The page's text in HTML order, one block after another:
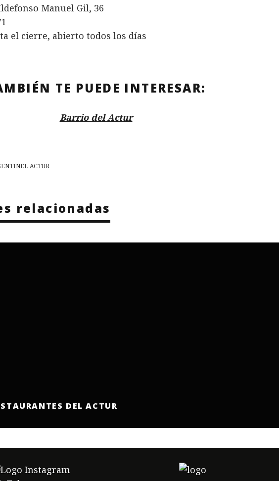
Manuel Gil, 36
el cierre, abierto todos los días
TE PUEDE INTERESAR:
Barrio del Actur
ACTUR
relacionadas
DEL ACTUR